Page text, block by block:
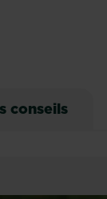
conseils